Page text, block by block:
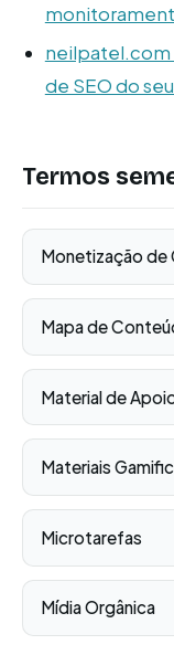
neilpatel.com
de SEO do
Termos
Monetização de
Mapa de
Material de
Materiais
Microtarefas
Mídia Orgânica